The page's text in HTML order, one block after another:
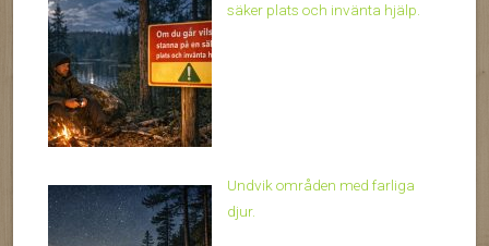
säker plats och invänta hjälp.
Undvik områden med farliga
djur.